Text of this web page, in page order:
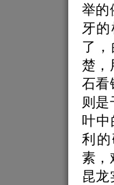
举的
牙
了
楚，
石看
则
叶中
利
素，
昆龙